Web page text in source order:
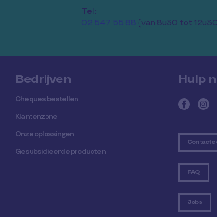
Tel:
02 547 55 88 (van 8u30 tot
Bedrijven
Cheques bestellen
Klantenzone
Onze oplossingen
Gesubsidieerde producten
Hulp
FAQ
Jobs